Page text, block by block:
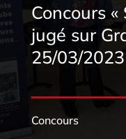
Concours
jugé sur
25/03/2023
Concours